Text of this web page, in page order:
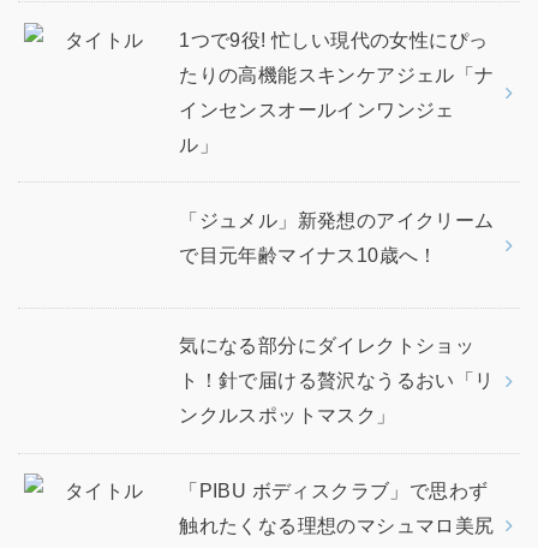
1つで9役! 忙しい現代の女性にぴっ
たりの高機能スキンケアジェル「ナ
インセンスオールインワンジェ
ル」
「ジュメル」新発想のアイクリーム
で目元年齢マイナス10歳へ！
気になる部分にダイレクトショッ
ト！針で届ける贅沢なうるおい「リ
ンクルスポットマスク」
「PIBU ボディスクラブ」で思わず
触れたくなる理想のマシュマロ美尻